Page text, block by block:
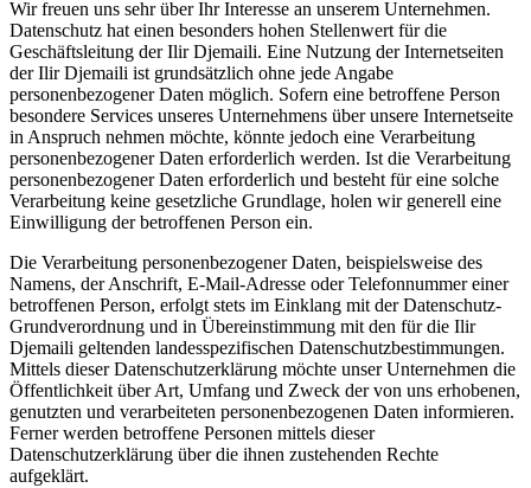
Wir freuen uns sehr über Ihr Interesse an unserem Unternehmen.
Datenschutz hat einen besonders hohen Stellenwert für die
Geschäftsleitung der Ilir Djemaili. Eine Nutzung der Internetseiten
der Ilir Djemaili ist grundsätzlich ohne jede Angabe
personenbezogener Daten möglich. Sofern eine betroffene Person
besondere Services unseres Unternehmens über unsere Internetseite
in Anspruch nehmen möchte, könnte jedoch eine Verarbeitung
personenbezogener Daten erforderlich werden. Ist die Verarbeitung
personenbezogener Daten erforderlich und besteht für eine solche
Verarbeitung keine gesetzliche Grundlage, holen wir generell eine
Einwilligung der betroffenen Person ein.
Die Verarbeitung personenbezogener Daten, beispielsweise des
Namens, der Anschrift, E-Mail-Adresse oder Telefonnummer einer
betroffenen Person, erfolgt stets im Einklang mit der Datenschutz-
Grundverordnung und in Übereinstimmung mit den für die Ilir
Djemaili geltenden landesspezifischen Datenschutzbestimmungen.
Mittels dieser Datenschutzerklärung möchte unser Unternehmen die
Öffentlichkeit über Art, Umfang und Zweck der von uns erhobenen,
genutzten und verarbeiteten personenbezogenen Daten informieren.
Ferner werden betroffene Personen mittels dieser
Datenschutzerklärung über die ihnen zustehenden Rechte
aufgeklärt.